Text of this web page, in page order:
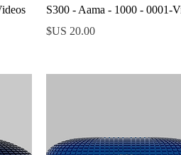
العرض السريع
S300 - Aama - 1000 - 0001-
السعر